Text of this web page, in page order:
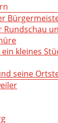
kleines
seine